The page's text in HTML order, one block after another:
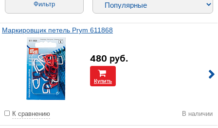
Фильтр
Маркировщик петель Prym 611868
480 руб.
Купить
К сравнению В наличии